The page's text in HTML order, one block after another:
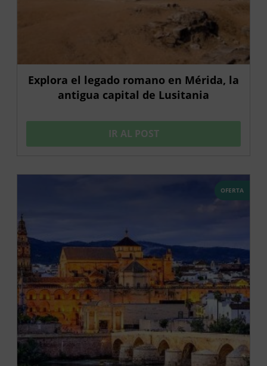
Explora el legado romano en Mérida, la
antigua capital de Lusitania
IR AL POST
OFERTA